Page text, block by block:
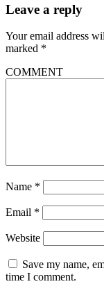
Leave a reply
Your email address
marked *
COMMENT
Name *
Email *
Website
Save my name,
time I comment.